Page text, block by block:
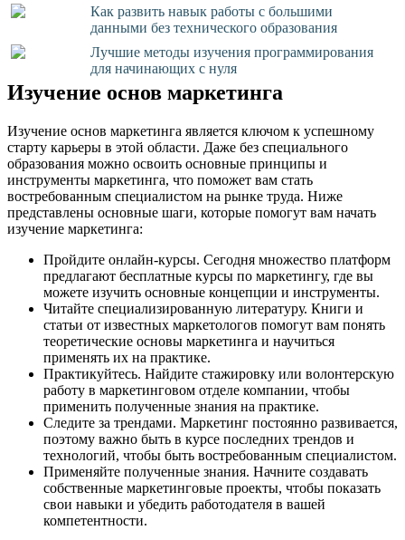
Как развить навык работы с большими
данными без технического образования
Лучшие методы изучения программирования
для начинающих с нуля
Изучение основ маркетинга
Изучение основ маркетинга является ключом к успешному
старту карьеры в этой области. Даже без специального
образования можно освоить основные принципы и
инструменты маркетинга, что поможет вам стать
востребованным специалистом на рынке труда. Ниже
представлены основные шаги, которые помогут вам начать
изучение маркетинга:
Пройдите онлайн-курсы. Сегодня множество платформ
предлагают бесплатные курсы по маркетингу, где вы
можете изучить основные концепции и инструменты.
Читайте специализированную литературу. Книги и
статьи от известных маркетологов помогут вам понять
теоретические основы маркетинга и научиться
применять их на практике.
Практикуйтесь. Найдите стажировку или волонтерскую
работу в маркетинговом отделе компании, чтобы
применить полученные знания на практике.
Следите за трендами. Маркетинг постоянно развивается,
поэтому важно быть в курсе последних трендов и
технологий, чтобы быть востребованным специалистом.
Применяйте полученные знания. Начните создавать
собственные маркетинговые проекты, чтобы показать
свои навыки и убедить работодателя в вашей
компетентности.